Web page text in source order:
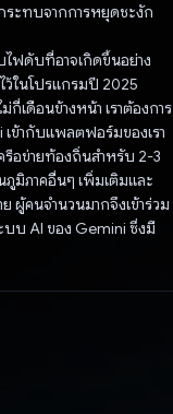
ระทบจากการหยุดชะงัก
ไฟดับที่อาจเกิดขึ้นอย่าง
ว้ในโปรแกรมปี 2025
เดือนข้างหน้า เราต้องการ
ข้ากับแพลตฟอร์มของเรา
รือข่ายท้องถิ่นสำหรับ 2-3
มิภาคอื่นๆ เพิ่มเติมและ
ผู้คนจำนวนมากจึงเข้าร่วม
บ AI ของ Gemini ซึ่งมี